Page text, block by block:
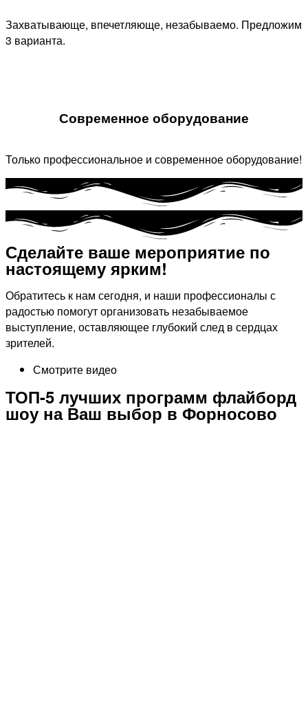
Захватывающе, впечетляюще, незабываемо. Предложим
3 варианта.
Современное оборудование
Только профессиональное и современное оборудование!
Сделайте ваше мероприятие по
настоящему ярким!​
Обратитесь к нам сегодня, и наши профессионалы с
радостью помогут организовать незабываемое
выступление, оставляющее глубокий след в сердцах
зрителей.
Смотрите видео
ТОП-5 лучших программ флайборд
шоу на Ваш выбор в Форносово